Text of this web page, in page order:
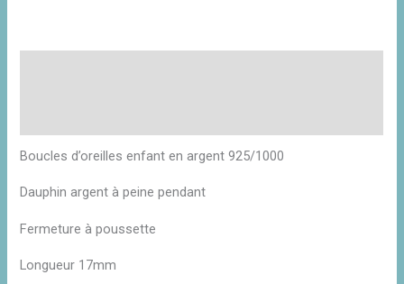
Boucles d’oreilles enfant en argent 925/1000
Dauphin argent à peine pendant
Fermeture à poussette
Longueur 17mm